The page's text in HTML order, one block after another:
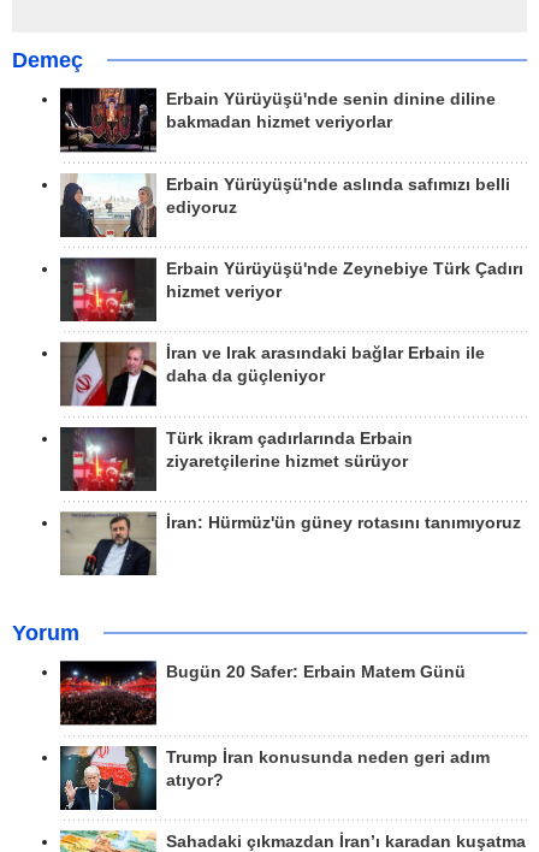
Demeç
Erbain Yürüyüşü'nde senin dinine diline
bakmadan hizmet veriyorlar
Erbain Yürüyüşü'nde aslında safımızı belli
ediyoruz
Erbain Yürüyüşü'nde Zeynebiye Türk Çadırı
hizmet veriyor
İran ve Irak arasındaki bağlar Erbain ile
daha da güçleniyor
Türk ikram çadırlarında Erbain
ziyaretçilerine hizmet sürüyor
İran: Hürmüz'ün güney rotasını tanımıyoruz
Yorum
Bugün 20 Safer: Erbain Matem Günü
Trump İran konusunda neden geri adım
atıyor?
Sahadaki çıkmazdan İran’ı karadan kuşatma